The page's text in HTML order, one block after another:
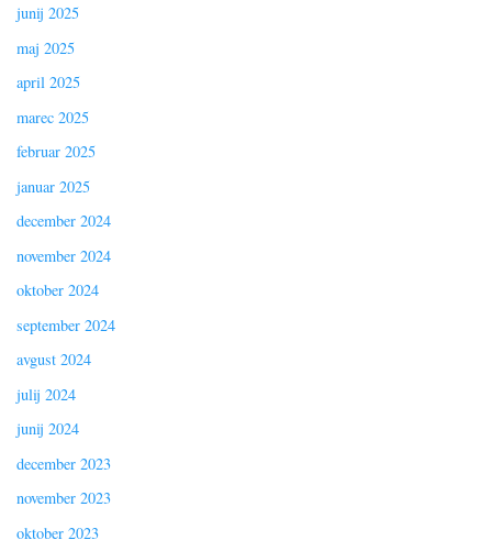
junij 2025
maj 2025
april 2025
marec 2025
februar 2025
januar 2025
december 2024
november 2024
oktober 2024
september 2024
avgust 2024
julij 2024
junij 2024
december 2023
november 2023
oktober 2023